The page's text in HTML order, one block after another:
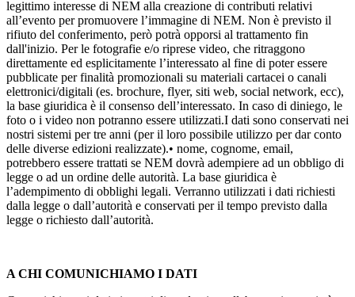
legittimo interesse di NEM alla creazione di contributi relativi
all’evento per promuovere l’immagine di NEM. Non è previsto il
rifiuto del conferimento, però potrà opporsi al trattamento fin
dall'inizio. Per le fotografie e/o riprese video, che ritraggono
direttamente ed esplicitamente l’interessato al fine di poter essere
pubblicate per finalità promozionali su materiali cartacei o canali
elettronici/digitali (es. brochure, flyer, siti web, social network, ecc),
la base giuridica è il consenso dell’interessato. In caso di diniego, le
foto o i video non potranno essere utilizzati.I dati sono conservati nei
nostri sistemi per tre anni (per il loro possibile utilizzo per dar conto
delle diverse edizioni realizzate).• nome, cognome, email,
potrebbero essere trattati se NEM dovrà adempiere ad un obbligo di
legge o ad un ordine delle autorità. La base giuridica è
l’adempimento di obblighi legali. Verranno utilizzati i dati richiesti
dalla legge o dall’autorità e conservati per il tempo previsto dalla
legge o richiesto dall’autorità.
A CHI COMUNICHIAMO I DATI